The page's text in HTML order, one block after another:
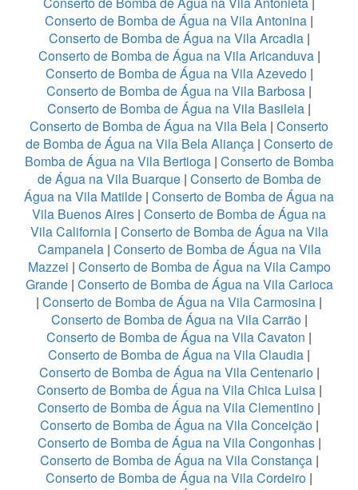
Conserto de Bomba de Água na Vila Antonina |
Conserto de Bomba de Água na Vila Arcadia |
Conserto de Bomba de Água na Vila Aricanduva|
Conserto de Bomba de Água na Vila Azevedo|
Conserto de Bomba de Água na Vila Barbosa |
Conserto de Bomba de Água na Vila Basileia |
Conserto de Bomba de Água na Vila Bela | Conserto
de Bomba de Água na Vila Bela Aliança| Conserto de
Bomba de Água na Vila Bertioga| Conserto de Bomba
de Água na Vila Buarque| Conserto de Bomba de
Água na Vila Matilde | Conserto de Bomba de Água na
Vila Buenos Aires | Conserto de Bomba de Água na
Vila California| Conserto de Bomba de Água na Vila
Campanela| Conserto de Bomba de Água na Vila
Mazzei | Conserto de Bomba de Água na Vila Campo
Grande| Conserto de Bomba de Água na Vila Carioca
| Conserto de Bomba de Água na Vila Carmosina |
Conserto de Bomba de Água na Vila Carrão|
Conserto de Bomba de Água na Vila Cavaton |
Conserto de Bomba de Água na Vila Claudia |
Conserto de Bomba de Água na Vila Centenario|
Conserto de Bomba de Água na Vila Chica Luisa |
Conserto de Bomba de Água na Vila Clementino |
Conserto de Bomba de Água na Vila Conceição|
Conserto de Bomba de Água na Vila Congonhas|
Conserto de Bomba de Água na Vila Constança|
Conserto de Bomba de Água na Vila Cordeiro |